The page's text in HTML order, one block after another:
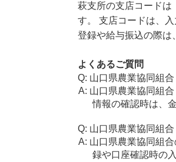
萩支所の支店コードは
す。 支店コードは、
登録や給与振込の際は
よくあるご質問
山口県農業協同組
山口県農業協同組
情報の確認時は、
山口県農業協同組
山口県農業協同組
録や口座確認時の